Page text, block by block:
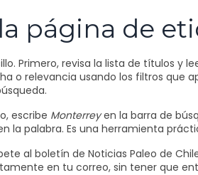
página de
Primero, revisa la lista de títulos y
o relevancia usando los filtros que
escribe Monterreyen la barra de
la palabra. Es una herramienta
al boletín de Noticias Paleo de
en tu correo, sin tener que